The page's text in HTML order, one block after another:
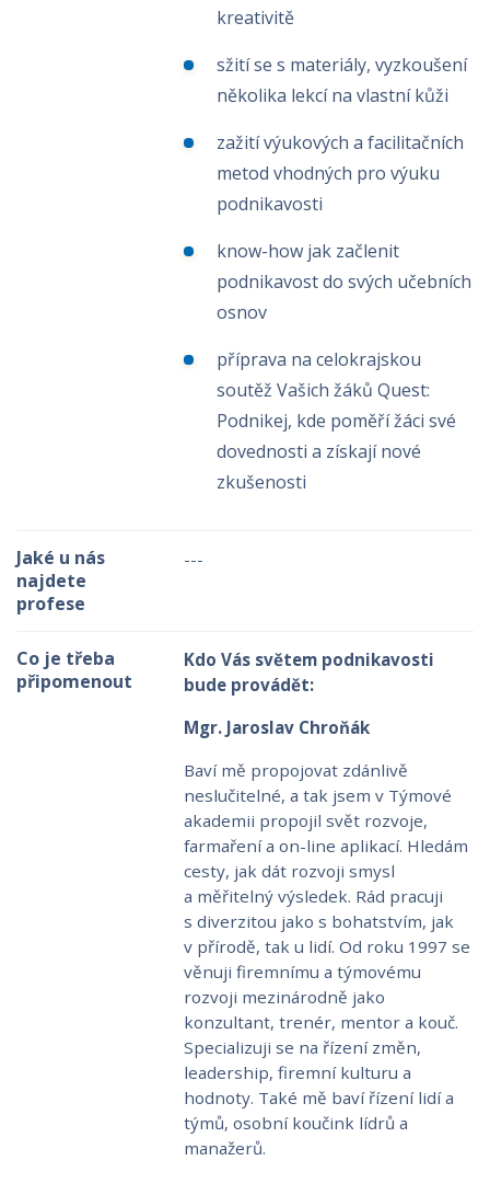
kreativitě
sžití se s materiály, vyzkoušení
několika lekcí na vlastní kůži
zažití výukových a facilitačních
metod vhodných pro výuku
podnikavosti
know-how jak začlenit
podnikavost do svých učebních
osnov
příprava na celokrajskou
soutěž Vašich žáků Quest:
Podnikej, kde poměří žáci své
dovednosti a získají nové
zkušenosti
Jaké u nás
najdete
profese
---
Co je třeba
připomenout
Kdo Vás světem podnikavosti
bude provádět:
Mgr. Jaroslav Chroňák
Baví mě propojovat zdánlivě
neslučitelné, a tak jsem v Týmové
akademii propojil svět rozvoje,
farmaření a on-line aplikací. Hledám
cesty, jak dát rozvoji smysl
a měřitelný výsledek. Rád pracuji
s diverzitou jako s bohatstvím, jak
v přírodě, tak u lidí. Od roku 1997 se
věnuji firemnímu a týmovému
rozvoji mezinárodně jako
konzultant, trenér, mentor a kouč.
Specializuji se na řízení změn,
leadership, firemní kulturu a
hodnoty. Také mě baví řízení lidí a
týmů, osobní koučink lídrů a
manažerů.